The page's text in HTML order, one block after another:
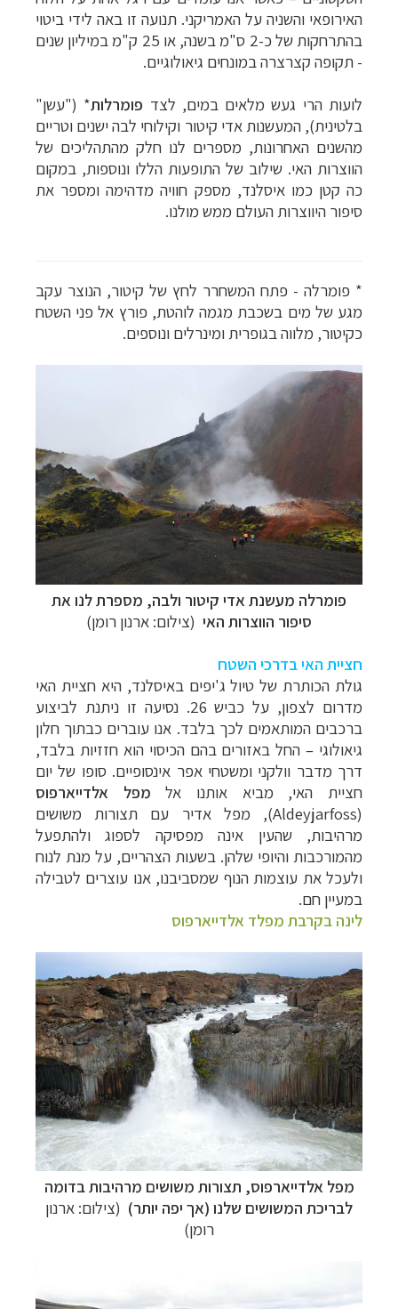
האירופאי והשניה על האמריקני. תנועה זו באה לידי ביטוי
בהתרחקות של כ-2 ס"מ בשנה, או 25 ק"מ במיליון שנים
- תקופה קצרצרה במונחים גיאולוגיים.
לועות הרי געש מלאים במים, לצד פומרלות* ("עשן"
בלטינית), המעשנות אדי קיטור וקילוחי לבה ישנים וטריים
מהשנים האחרונות, מספרים לנו חלק מהתהליכים של
הווצרות האי. שילוב של התופעות הללו ונוספות, במקום
כה קטן כמו איסלנד, מספק חוויה מדהימה ומספר את
סיפור היווצרות העולם ממש מולנו.
* פומרלה - פתח המשחרר לחץ של קיטור, הנוצר עקב
מגע של מים בשכבת מגמה לוהטת, פורץ אל פני השטח
כקיטור, מלווה בגופרית ומינרלים ונוספים.
פומרלה מעשנת אדי קיטור ולבה, מספרת לנו את
סיפור הווצרות האי (צילום: ארנון רומן)
חציית האי בדרכי השטח
גולת הכותרת של טיול ג'יפים באיסלנד, היא חציית האי
מדרום לצפון, על כביש 26. נסיעה זו ניתנת לביצוע
ברכבים המותאמים לכך בלבד. אנו עוברים כבתוך חלון
גיאולוגי – החל באזורים בהם הכיסוי הוא חזזיות בלבד,
דרך מדבר וולקני ומשטחי אפר אינסופיים. סופו של יום
חציית האי, מביא אותנו אל מפל אלדייארפוס
(
Aldeyjarfoss), מפל אדיר עם תצורות משושים
מרהיבות, שהעין אינה מפסיקה לספוג ולהתפעל
מהמורכבות והיופי שלהן. בשעות הצהריים, על מנת לנוח
ולעכל את עוצמות הנוף שמסביבנו, אנו עוצרים לטבילה
במעיין חם.
לינה בקרבת מפלד אלדייארפוס
מפל אלדייארפוס, תצורות משושים מרהיבות בדומה
לבריכת המשושים שלנו (אך יפה יותר) (צילום: ארנון
רומן)